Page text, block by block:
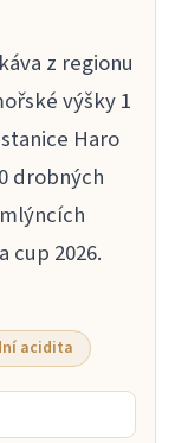
z regionu
výšky 1
Haro
drobných
cup 2026.
acidita